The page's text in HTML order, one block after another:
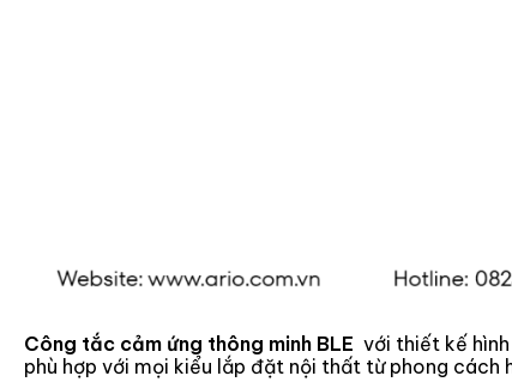
Công tắc cảm ứng thông minh BLE với thiết kế
phù hợp với mọi kiểu lắp đặt nội thất từ phong cách